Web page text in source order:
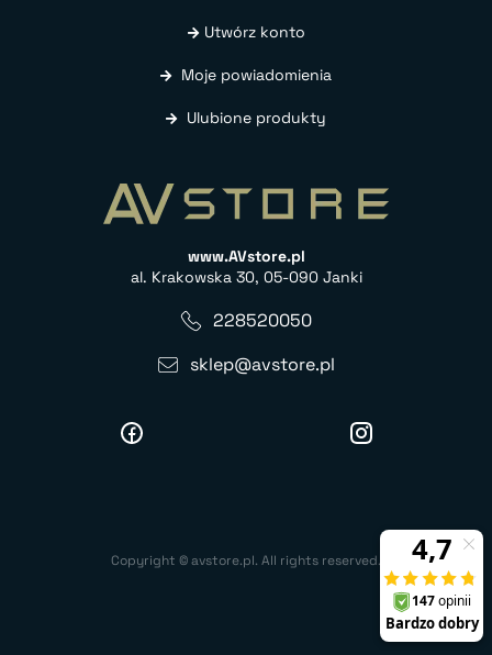
Utwórz konto
Moje powiadomienia
Ulubione produkty
www.AVstore.pl
al. Krakowska 30, 05-090 Janki
228520050
sklep@avstore.pl
Copyright © avstore.pl. All rights reserved.